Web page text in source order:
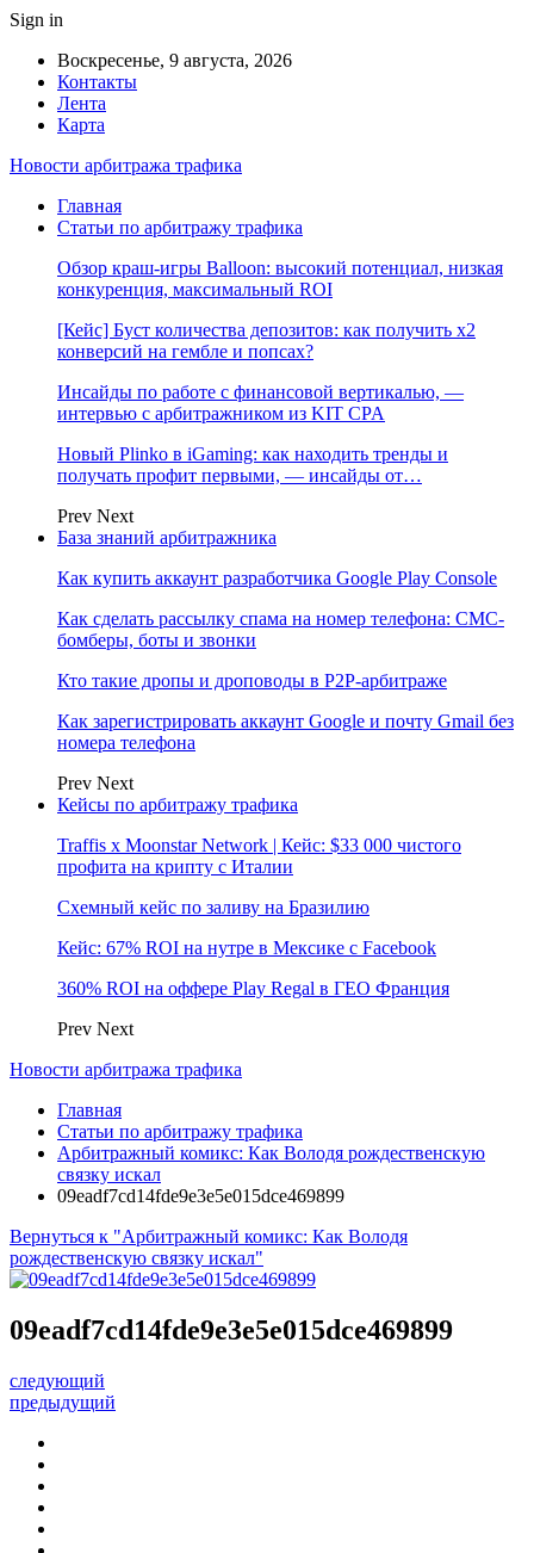
Sign in
Воскресенье, 9 августа, 2026
Контакты
Лента
Карта
Новости арбитража трафика
Главная
Статьи по арбитражу трафика
Обзор краш-игры Balloon: высокий потенциал, низкая
конкуренция, максимальный ROI
[Кейс] Буст количества депозитов: как получить х2
конверсий на гембле и попсах?
Инсайды по работе с финансовой вертикалью, —
интервью с арбитражником из KIT CPA
Новый Plinko в iGaming: как находить тренды и
получать профит первыми, — инсайды от…
Prev Next
База знаний арбитражника
Как купить аккаунт разработчика Google Play Console
Как сделать рассылку спама на номер телефона: СМС-
бомберы, боты и звонки
Кто такие дропы и дроповоды в P2P-арбитраже
Как зарегистрировать аккаунт Google и почту Gmail без
номера телефона
Prev Next
Кейсы по арбитражу трафика
Traffis x Moonstar Network | Кейс: $33 000 чистого
профита на крипту с Италии
Схемный кейс по заливу на Бразилию
Кейс: 67% ROI на нутре в Мексике с Facebook
360% ROI на оффере Play Regal в ГЕО Франция
Prev Next
Новости арбитража трафика
Главная
Статьи по арбитражу трафика
Арбитражный комикс: Как Володя рождественскую
связку искал
09eadf7cd14fde9e3e5e015dce469899
Вернуться к "Арбитражный комикс: Как Володя
рождественскую связку искал"
09eadf7cd14fde9e3e5e015dce469899
следующий
предыдущий